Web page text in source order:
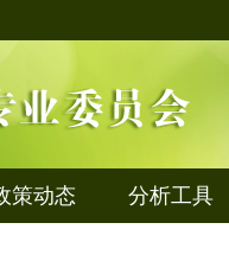
策动态 分析工具